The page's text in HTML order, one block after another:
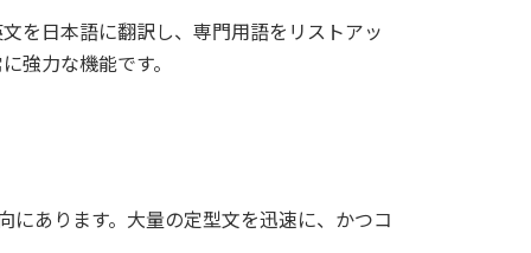
を日本語に翻訳し、専門用語をリストアッ
強力な機能です。
にあります。大量の定型文を迅速に、かつコ